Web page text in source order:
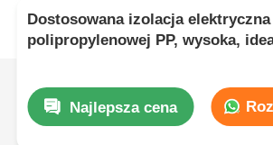
Dostosowana izolacja elektryczna
polipropylenowej PP, wysoka,
Najlepsza cena